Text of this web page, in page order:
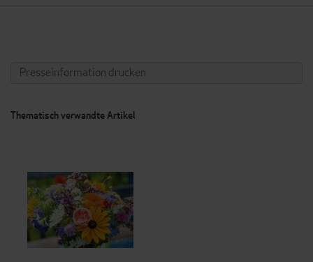
Presseinformation drucken
Thematisch verwandte Artikel